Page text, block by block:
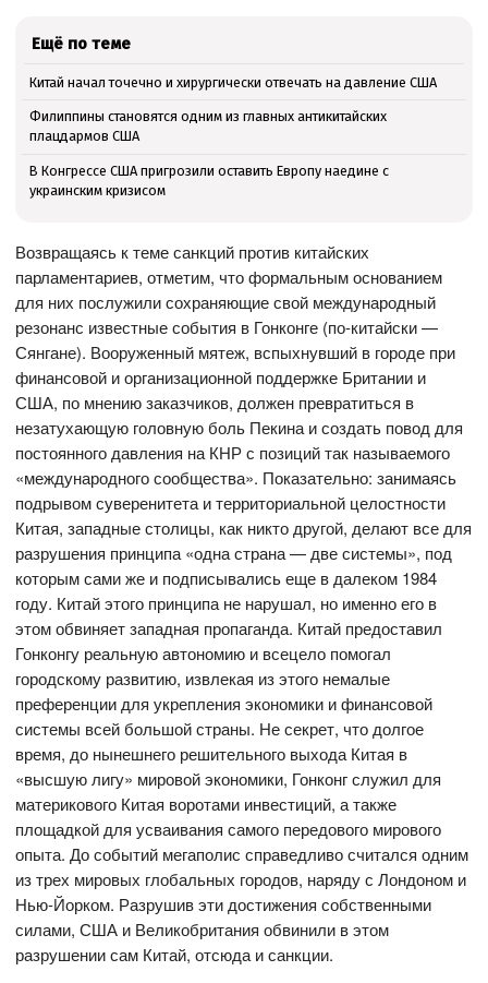
Ещё по теме
Китай начал точечно и хирургически отвечать на давление США
Филиппины становятся одним из главных антикитайских
плацдармов США
В Конгрессе США пригрозили оставить Европу наедине с
украинским кризисом
Возвращаясь к теме санкций против китайских
парламентариев, отметим, что формальным основанием
для них послужили сохраняющие свой международный
резонанс известные события в Гонконге (по-китайски —
Сянгане). Вооруженный мятеж, вспыхнувший в городе при
финансовой и организационной поддержке Британии и
США, по мнению заказчиков, должен превратиться в
незатухающую головную боль Пекина и создать повод для
постоянного давления на КНР с позиций так называемого
«международного сообщества». Показательно: занимаясь
подрывом суверенитета и территориальной целостности
Китая, западные столицы, как никто другой, делают все для
разрушения принципа «одна страна — две системы», под
которым сами же и подписывались еще в далеком 1984
году. Китай этого принципа не нарушал, но именно его в
этом обвиняет западная пропаганда. Китай предоставил
Гонконгу реальную автономию и всецело помогал
городскому развитию, извлекая из этого немалые
преференции для укрепления экономики и финансовой
системы всей большой страны. Не секрет, что долгое
время, до нынешнего решительного выхода Китая в
«высшую лигу» мировой экономики, Гонконг служил для
материкового Китая воротами инвестиций, а также
площадкой для усваивания самого передового мирового
опыта. До событий мегаполис справедливо считался одним
из трех мировых глобальных городов, наряду с Лондоном и
Нью-Йорком. Разрушив эти достижения собственными
силами, США и Великобритания обвинили в этом
разрушении сам Китай, отсюда и санкции.